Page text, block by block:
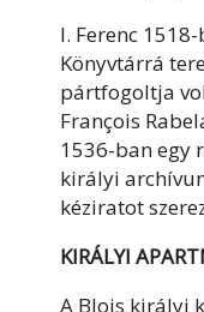
I. Ferenc
Könyvtárrá
pártfogoltja
François
1536-ban egy
királyi
kéziratot
KIRÁLYI
A Blois királyi